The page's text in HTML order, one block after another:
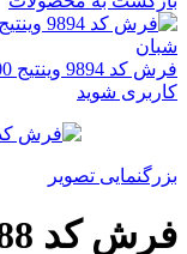
فرش کد 9894 وینتیج 1200 شانه
کاربری شوید
بزرگنمایی تصویر
فرش کد 9888 وینتیج 1200 شانه